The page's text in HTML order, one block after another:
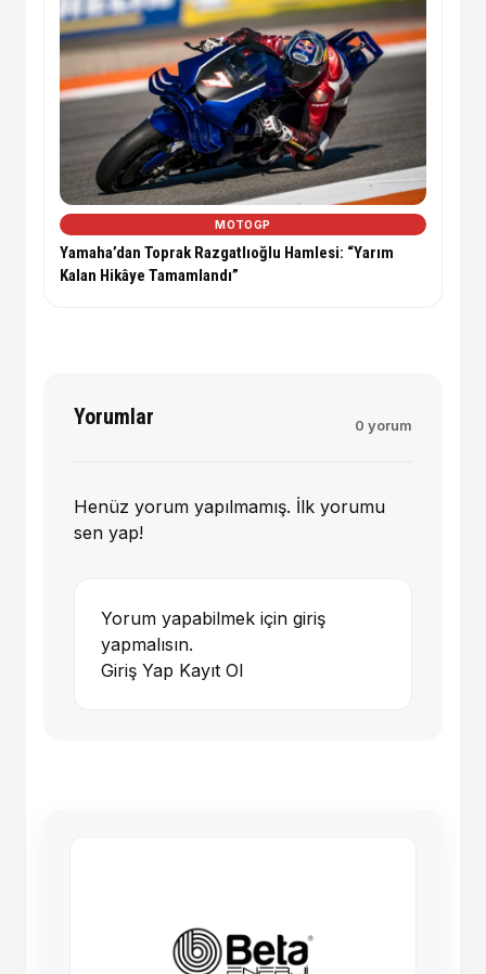
MOTOGP
Yamaha’dan Toprak Razgatlıoğlu Hamlesi: “Yarım
Kalan Hikâye Tamamlandı”
Yorumlar 0 yorum
Henüz yorum yapılmamış. İlk yorumu
sen yap!
Yorum yapabilmek için giriş
yapmalısın.
Giriş Yap Kayıt Ol